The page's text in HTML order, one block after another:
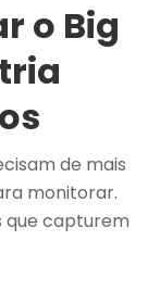
o Big
de mais
monitorar.
que capturem